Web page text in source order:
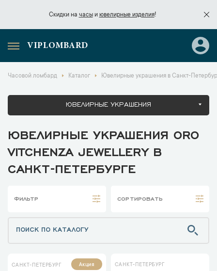
Скидки на часыи ювелирные изделия!
Скидки начасы
VIPLOMBARD
Часовой ломбард Каталог Ювелирные украшения в Санкт-
ЮВЕЛИРНЫЕ УКРАШЕНИЯ
ЮВЕЛИРНЫЕ УКРАШЕНИЯ ORO
VITCHENZA JEWELLERY В
САНКТ-ПЕТЕРБУРГЕ
ФИЛЬТР СОРТИРОВАТЬ
САНКТ-ПЕТЕРБУРГ Акция САНКТ-ПЕТЕРБУРГ